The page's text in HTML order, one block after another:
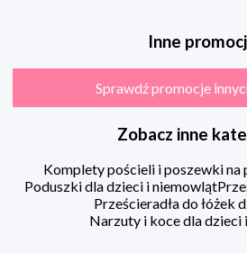
Inne
Sprawdź promocje
Zobacz inne
Komplety pościeli i poszewki na
Poduszki dla dzieci i niemowląt
Prześcieradła do łóżek
Narzuty i koce dla dzieci